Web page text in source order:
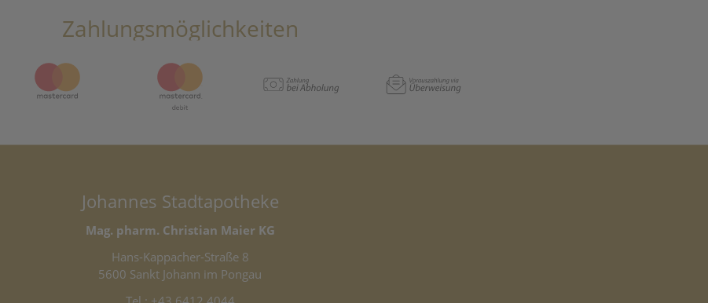
Zahlungsmöglichkeiten
Johannes Stadtapotheke
Mag. pharm. Christian Maier KG
Hans-Kappacher-Straße 8
5600 Sankt Johann im Pongau